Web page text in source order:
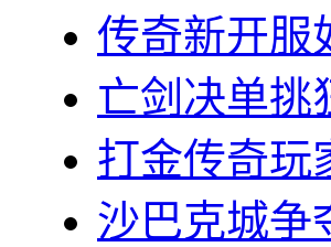
传奇新开服
亡剑决单挑
打金传奇玩
沙巴克城争